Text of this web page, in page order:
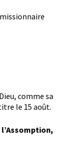
comme sa
le 15 août.